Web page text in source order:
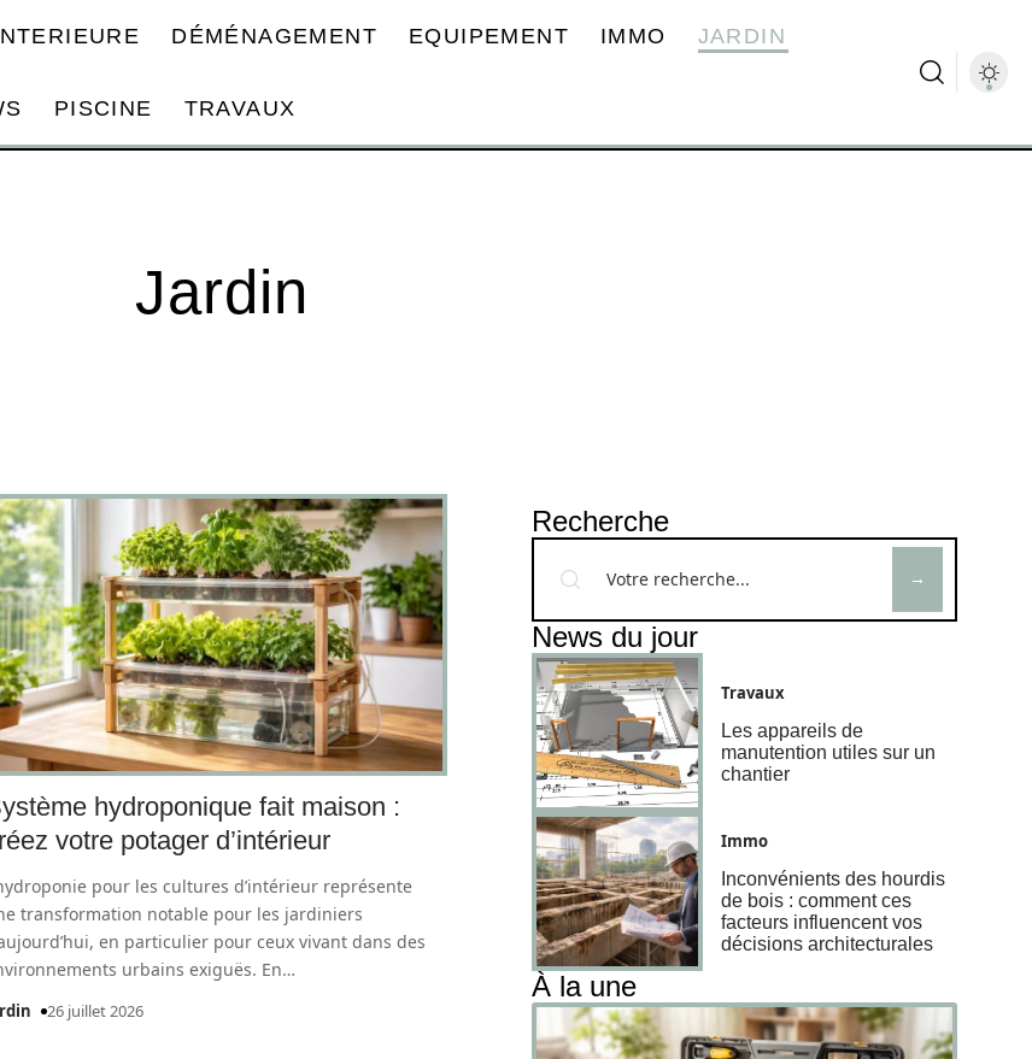
DÉMÉNAGEMENT EQUIPEMENT IMMO JARDIN
PISCINE TRAVAUX
Jardin
hydroponique fait maison :
votre potager d’intérieur
pour les cultures d’intérieur représente
transformation notable pour les jardiniers
en particulier pour ceux vivant dans des
urbains exiguës. En…
26 juillet 2026
Recherche
News du jour
Travaux
Les appareils de
manutention utiles sur un
chantier
Immo
Inconvénients des hourdis
de bois : comment ces
facteurs influencent vos
décisions architecturales
À la une